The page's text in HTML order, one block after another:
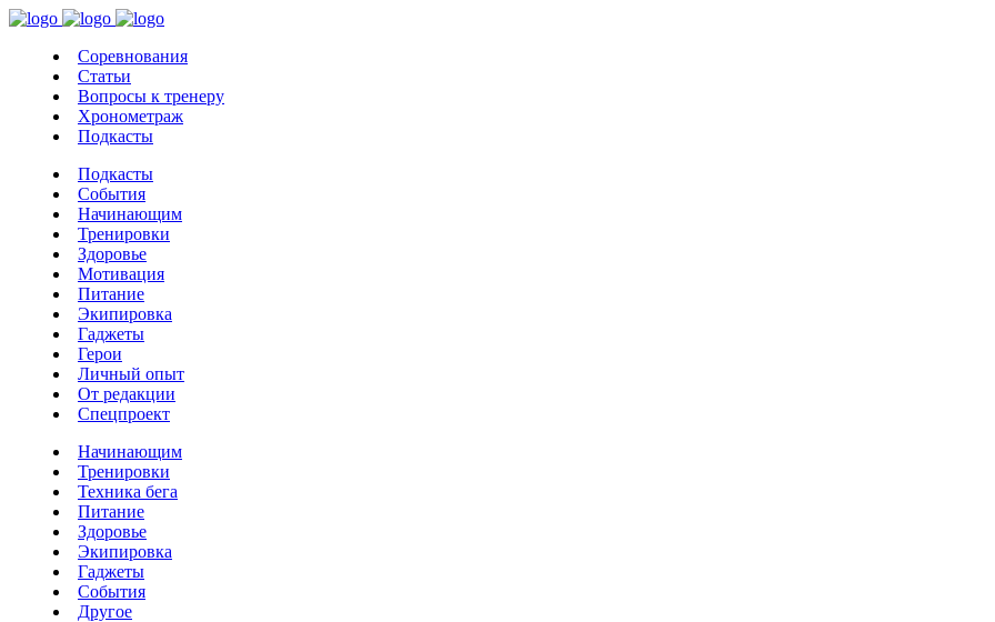
Соревнования
Статьи
Вопросы к тренеру
Хронометраж
Подкасты
Подкасты
События
Начинающим
Тренировки
Здоровье
Мотивация
Питание
Экипировка
Гаджеты
Герои
Личный опыт
От редакции
Спецпроект
Начинающим
Тренировки
Техника бега
Питание
Здоровье
Экипировка
Гаджеты
События
Другое